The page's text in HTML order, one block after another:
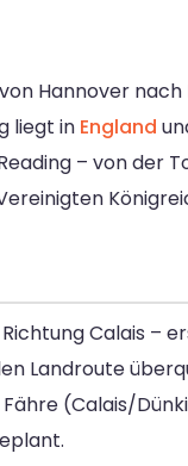
Hannover
liegt in England
– von der
Calais –
Landroute
(Calais/